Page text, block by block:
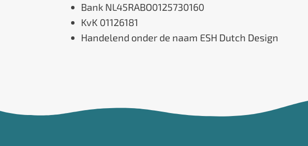
Bank NL45RABO0125730160
KvK 01126181
Handelend onder de naam ESH Dutch Design